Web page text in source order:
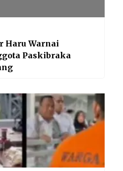
Haru Warnai
Paskibraka